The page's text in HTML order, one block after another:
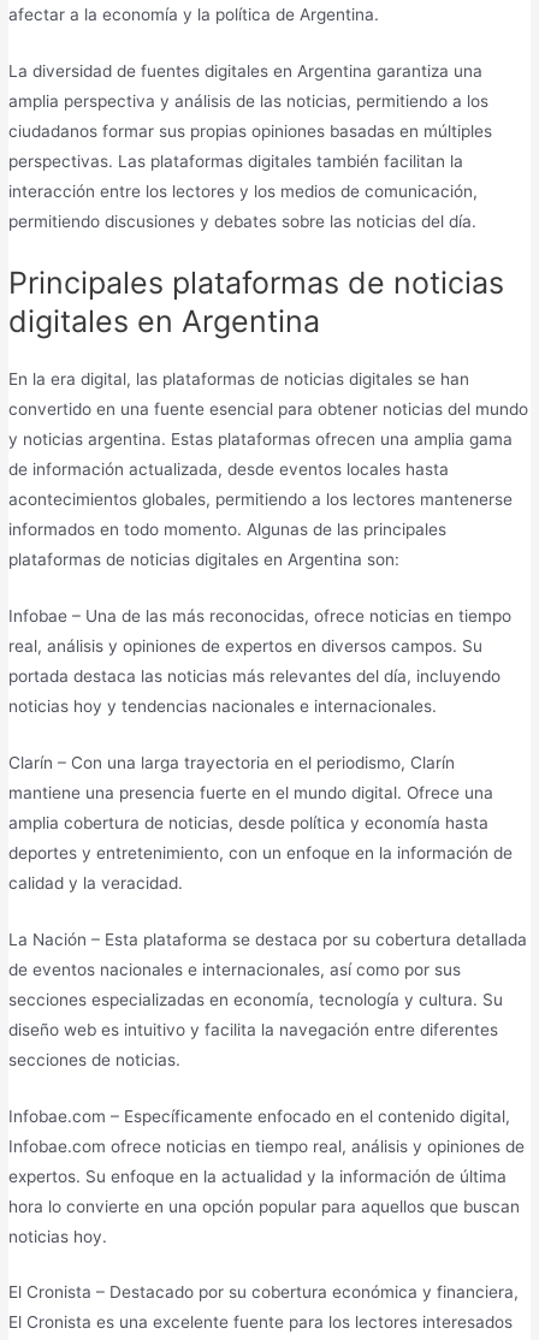
afectar a la economía y la política de Argentina.
La diversidad de fuentes digitales en Argentina garantiza una
amplia perspectiva y análisis de las noticias, permitiendo a los
ciudadanos formar sus propias opiniones basadas en múltiples
perspectivas. Las plataformas digitales también facilitan la
interacción entre los lectores y los medios de comunicación,
permitiendo discusiones y debates sobre las noticias del día.
Principales plataformas de noticias
digitales en Argentina
En la era digital, las plataformas de noticias digitales se han
convertido en una fuente esencial para obtener noticias del mundo
y noticias argentina. Estas plataformas ofrecen una amplia gama
de información actualizada, desde eventos locales hasta
acontecimientos globales, permitiendo a los lectores mantenerse
informados en todo momento. Algunas de las principales
plataformas de noticias digitales en Argentina son:
Infobae – Una de las más reconocidas, ofrece noticias en tiempo
real, análisis y opiniones de expertos en diversos campos. Su
portada destaca las noticias más relevantes del día, incluyendo
noticias hoy y tendencias nacionales e internacionales.
Clarín – Con una larga trayectoria en el periodismo, Clarín
mantiene una presencia fuerte en el mundo digital. Ofrece una
amplia cobertura de noticias, desde política y economía hasta
deportes y entretenimiento, con un enfoque en la información de
calidad y la veracidad.
La Nación – Esta plataforma se destaca por su cobertura detallada
de eventos nacionales e internacionales, así como por sus
secciones especializadas en economía, tecnología y cultura. Su
diseño web es intuitivo y facilita la navegación entre diferentes
secciones de noticias.
Infobae.com – Específicamente enfocado en el contenido digital,
Infobae.com ofrece noticias en tiempo real, análisis y opiniones de
expertos. Su enfoque en la actualidad y la información de última
hora lo convierte en una opción popular para aquellos que buscan
noticias hoy.
El Cronista – Destacado por su cobertura económica y financiera,
El Cronista es una excelente fuente para los lectores interesados